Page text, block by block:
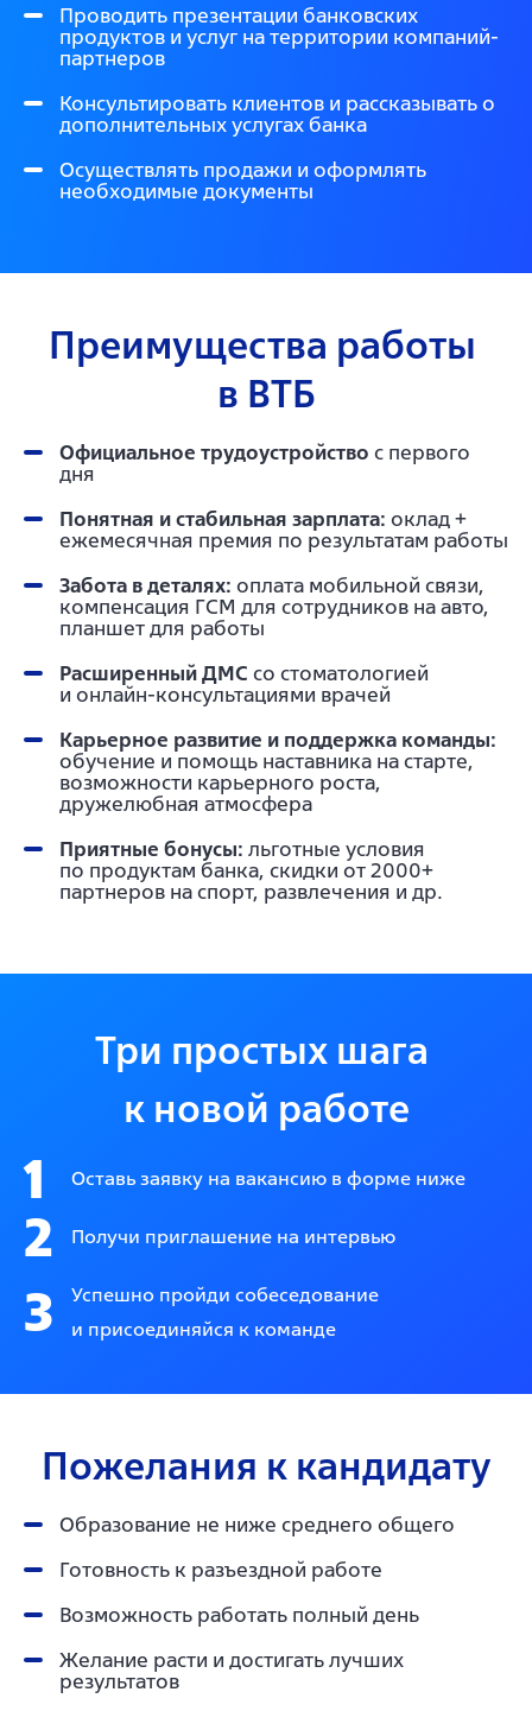
Проводить презентации банковских
продуктов и услуг на территории компаний-
партнеров
Консультировать клиентов и рассказывать о
дополнительных услугах банка
Осуществлять продажи и оформлять
необходимые документы
Преимущества работы
в ВТБ
Официальное трудоустройство с первого
дня
Понятная и стабильная зарплата: оклад +
ежемесячная премия по результатам работы
Забота в деталях: оплата мобильной связи,
компенсация ГСМ для сотрудников на авто,
планшет для работы
Расширенный ДМС со стоматологией
и онлайн-консультациями врачей
Карьерное развитие и поддержка команды:
обучение и помощь наставника на старте,
возможности карьерного роста,
дружелюбная атмосфера
Приятные бонусы: льготные условия
по продуктам банка, скидки от 2000+
партнеров на спорт, развлечения и др.
Три простых шага
к новой работе
1 Оставь заявку на вакансию в форме ниже
2 Получи приглашение на интервью
3
Успешно пройди собеседование
и присоединяйся к команде
Пожелания к кандидату
Образование не ниже среднего общего
Готовность к разъездной работе
Возможность работать полный день
Желание расти и достигать лучших
результатов